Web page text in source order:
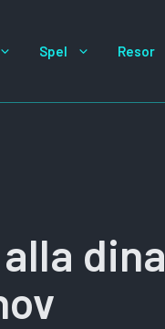
Spel Resor
dina